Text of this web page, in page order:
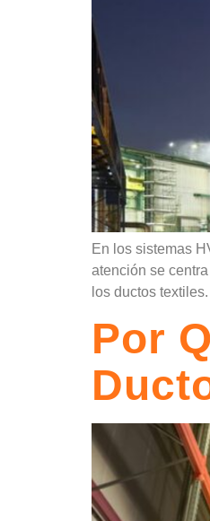
En los sistemas
atención se
los ductos
Por